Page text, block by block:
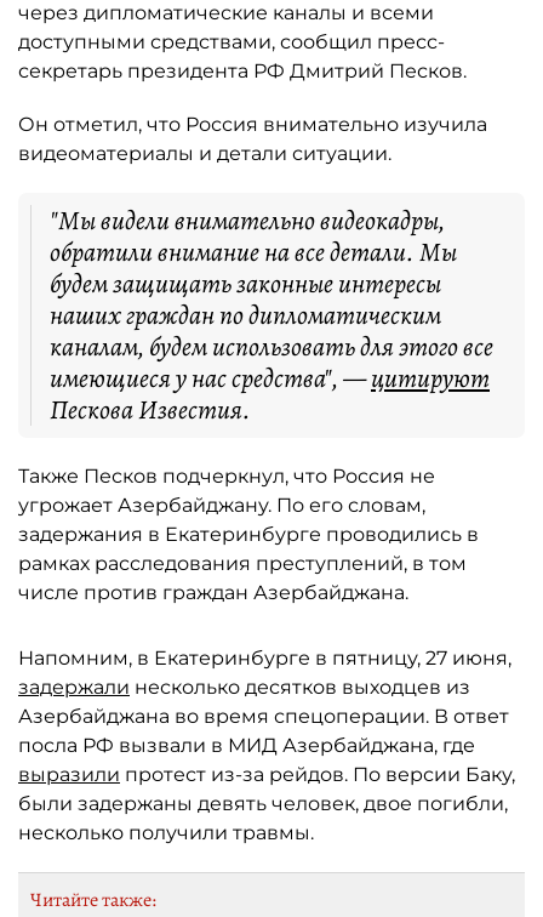
через дипломатические каналы и всеми
доступными средствами, сообщил пресс-
секретарь президента РФ Дмитрий Песков.
Он отметил, что Россия внимательно изучила
видеоматериалы и детали ситуации.
"Мы видели внимательно видеокадры,
обратили внимание на все детали. Мы
будем защищать законные интересы
наших граждан по дипломатическим
каналам, будем использовать для этого все
имеющиеся у нас средства", —цитируют
Пескова Известия.
Также Песков подчеркнул, что Россия не
угрожает Азербайджану. По его словам,
задержания в Екатеринбурге проводились в
рамках расследования преступлений, в том
числе против граждан Азербайджана.
Напомним, в Екатеринбурге в пятницу, 27 июня,
задержали несколько десятков выходцев из
Азербайджана во время спецоперации. В ответ
посла РФ вызвали в МИД Азербайджана, где
выразили протест из-за рейдов. По версии Баку,
были задержаны девять человек, двое погибли,
несколько получили травмы.
Читайте также: